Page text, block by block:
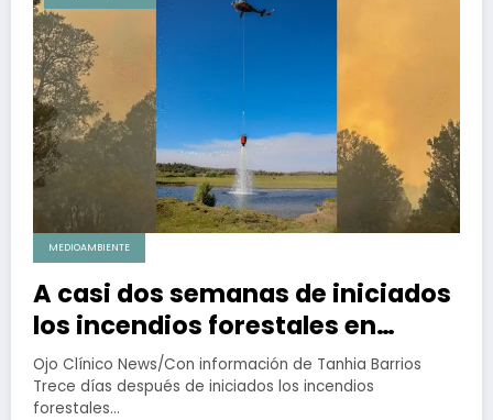
MEDIOAMBIENTE
A casi dos semanas de iniciados
los incendios forestales en
Tecate, desplegarán combate
aéreo
Ojo Clínico News/Con información de Tanhia Barrios
Trece días después de iniciados los incendios
forestales…